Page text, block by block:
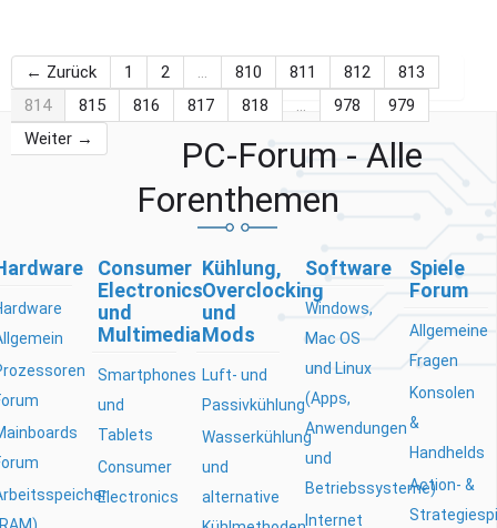
← Zurück 1 2 … 810 811 812
813
814
815 816 817 818 … 978
979
Weiter →
PC-Forum - Alle
Forenthemen
Consumer
Electronics
und
Multimedia
Smartphones
und
Tablets
Consumer
Electronics
Kühlung,
Overclocking
und
Mods
Luft- und
Passivkühlung
Wasserkühlung
und
alternative
Software
Windows,
Mac OS
und Linux
(Apps,
Anwendungen
und
Betriebssysteme)
Internet
Spiele
Forum
Allgemeine
Fragen
Konsolen
&
Handhelds
Action- &